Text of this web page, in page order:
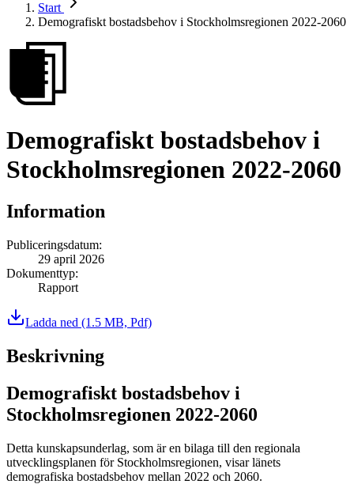
Start
Demografiskt bostadsbehov i Stockholmsregionen 2022-2060
Demografiskt bostadsbehov i
Stockholmsregionen 2022-2060
Information
Publiceringsdatum:
29 april 2026
Dokumenttyp:
Rapport
Ladda ned (1.5 MB, Pdf)
Beskrivning
Demografiskt bostadsbehov i
Stockholmsregionen 2022-2060
Detta kunskapsunderlag, som är en bilaga till den regionala
utvecklingsplanen för Stockholmsregionen, visar länets
demografiska bostadsbehov mellan 2022 och 2060.